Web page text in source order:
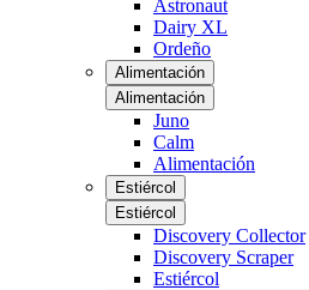
Astronaut
Dairy XL
Ordeño
Alimentación
Alimentación
Juno
Calm
Alimentación
Estiércol
Estiércol
Discovery Collector
Discovery Scraper
Estiércol